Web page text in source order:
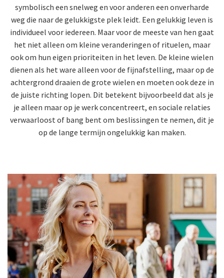
symbolisch een snelweg en voor anderen een onverharde
weg die naar de gelukkigste plek leidt. Een gelukkig leven is
individueel voor iedereen. Maar voor de meeste van hen gaat
het niet alleen om kleine veranderingen of rituelen, maar
ook om hun eigen prioriteiten in het leven. De kleine wielen
dienen als het ware alleen voor de fijnafstelling, maar op de
achtergrond draaien de grote wielen en moeten ook deze in
de juiste richting lopen. Dit betekent bijvoorbeeld dat als je
je alleen maar op je werk concentreert, en sociale relaties
verwaarloost of bang bent om beslissingen te nemen, dit je
op de lange termijn ongelukkig kan maken.